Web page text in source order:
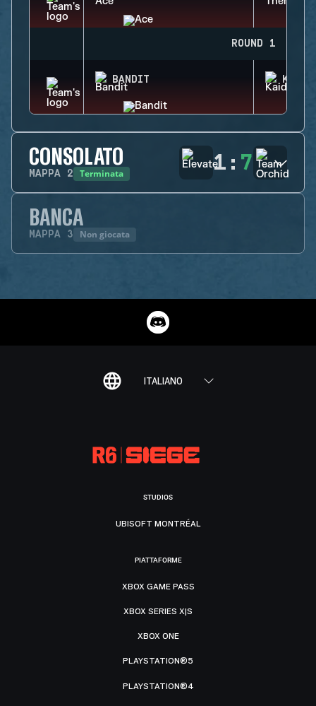
ROUND 1
BANDIT KAID
CONSOLATO
MAPPA 2 Terminata 1 : 7
BANCA
MAPPA 3 Non giocata
ITALIANO
STUDIOS
UBISOFT MONTRÉAL
PIATTAFORME
XBOX GAME PASS
XBOX SERIES X|S
XBOX ONE
PLAYSTATION®5
PLAYSTATION®4